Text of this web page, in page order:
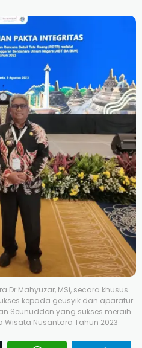
Dr Mahyuzar, MSi, secara khusus
kepada geusyik dan aparatur
Seunuddon yang sukses meraih
Nusantara Tahun 2023